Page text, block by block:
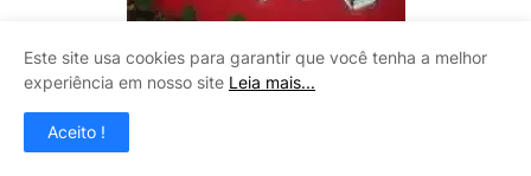
Este site usa cookies para garantir que você tenha a melhor
experiência em nosso site Leia mais...
Aceito !